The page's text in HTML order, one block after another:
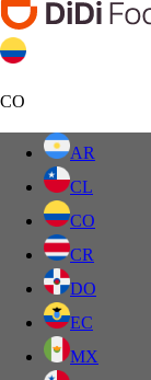
CO
AR
CL
CO
CR
DO
EC
MX